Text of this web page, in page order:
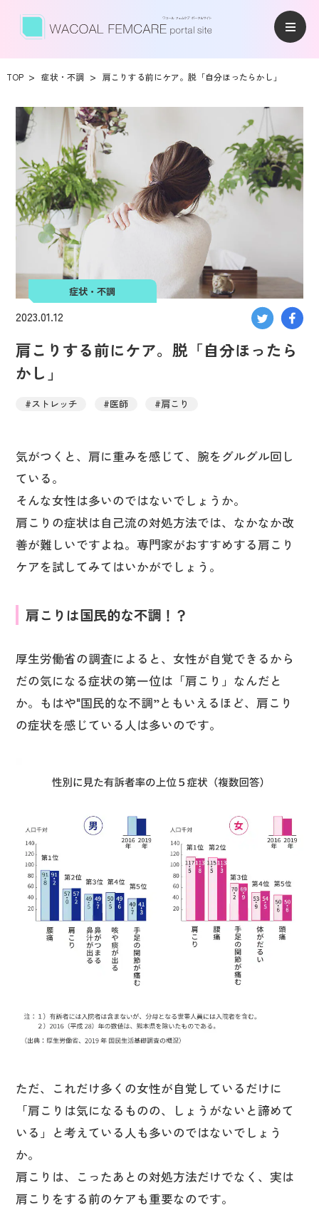
TOP 症状・不調 肩こりする前にケア。脱「自分ほったらかし」
症状・不調
2023.01.12
肩こりする前にケア。脱「自分ほったら
かし」
#ストレッチ #医師 #肩こり
気がつくと、肩に重みを感じて、腕をグルグル回し
ている。
そんな女性は多いのではないでしょうか。
肩こりの症状は自己流の対処方法では、なかなか改
善が難しいですよね。専門家がおすすめする肩こり
ケアを試してみてはいかがでしょう。
肩こりは国民的な不調！？
厚生労働省の調査によると、女性が自覚できるから
だの気になる症状の第一位は「肩こり」なんだと
か。もはや"国民的な不調”ともいえるほど、肩こり
の症状を感じている人は多いのです。
ただ、これだけ多くの女性が自覚しているだけに
「肩こりは気になるものの、しょうがないと諦めて
いる」と考えている人も多いのではないでしょう
か。
肩こりは、こったあとの対処方法だけでなく、実は
肩こりをする前のケアも重要なのです。